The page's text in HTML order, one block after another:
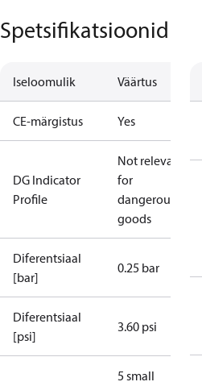
Spetsifikatsioonid
Iseloomulik Väärtus
CE-märgistus Yes
DG Indicator
Profile
Not relevant
for
dangerous
goods
Diferentsiaal
[bar]
0.25 bar
Diferentsiaal
[psi]
3.60 psi
5 small